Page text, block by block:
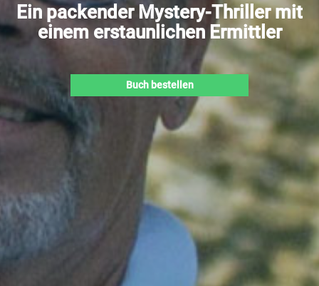
Ein packender Mystery-Thriller mit
einem erstaunlichen Ermittler
Buch bestellen